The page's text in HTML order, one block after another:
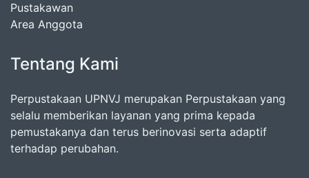
Pustakawan
Area Anggota
Tentang Kami
Perpustakaan UPNVJ merupakan Perpustakaan yang
selalu memberikan layanan yang prima kepada
pemustakanya dan terus berinovasi serta adaptif
terhadap perubahan.